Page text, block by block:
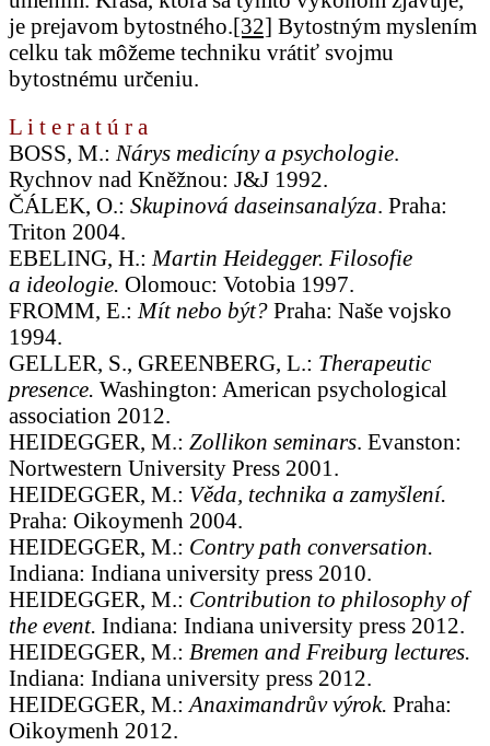
je prejavom bytostného.[32] Bytostným myslením
celku tak môžeme techniku vrátiť svojmu
bytostnému určeniu.
L i t e r a t ú r a
BOSS, M.: Nárys medicíny a psychologie.
Rychnov nad Kněžnou: J&J 1992.
ČÁLEK, O.: Skupinová daseinsanalýza. Praha:
Triton 2004.
EBELING, H.: Martin Heidegger. Filosofie
a ideologie. Olomouc: Votobia 1997.
FROMM, E.: Mít nebo být? Praha: Naše vojsko
1994.
GELLER, S., GREENBERG, L.: Therapeutic
presence. Washington: American psychological
association 2012.
HEIDEGGER, M.: Zollikon seminars. Evanston:
Nortwestern University Press 2001.
HEIDEGGER, M.: Věda, technika a zamyšlení.
Praha: Oikoymenh 2004.
HEIDEGGER, M.: Contry path conversation.
Indiana: Indiana university press 2010.
HEIDEGGER, M.: Contribution to philosophy of
the event. Indiana: Indiana university press 2012.
HEIDEGGER, M.: Bremen and Freiburg lectures.
Indiana: Indiana university press 2012.
HEIDEGGER, M.: Anaximandrův výrok. Praha:
Oikoymenh 2012.